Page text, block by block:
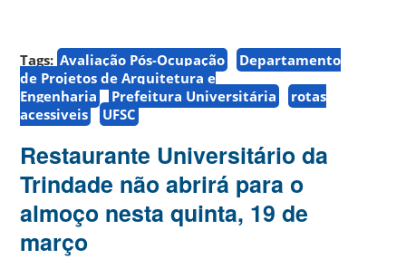
Tags: Avaliação Pós-Ocupação
Departamento
de Projetos de Arquitetura e
Engenharia
Prefeitura Universitária
rotas
acessiveis
UFSC
Restaurante Universitário da
Trindade não abrirá para o
almoço nesta quinta, 19 de
março